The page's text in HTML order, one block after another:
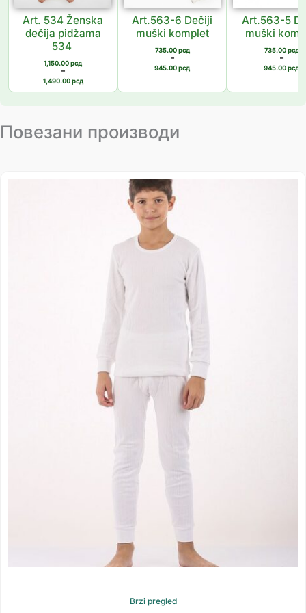
Art. 534 Ženska
dečija pidžama
534
1,150.00рсд
–
1,490.00рсд
Art.563-6 Dečiji
muški komplet
735.00рсд
–
945.00рсд
Art.563-5
muški
735.00рсд
–
945.00рсд
Повезани производи
Brzi pregled
Распон
цена:
од
435.00 рсд
до
514.00 рсд